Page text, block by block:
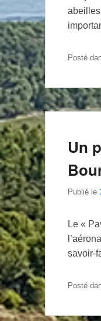
Posté
Un
Publié le
Le «
savoir-
Posté